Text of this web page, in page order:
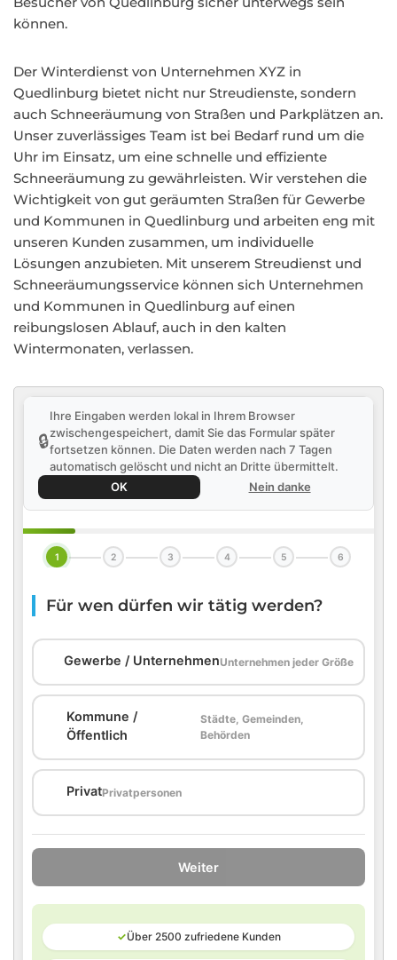
können.
Der Winterdienst von Unternehmen XYZ in
Quedlinburg bietet nicht nur Streudienste, sondern
auch Schneeräumung von Straßen und Parkplätzen an.
Unser zuverlässiges Team ist bei Bedarf rund um die
Uhr im Einsatz, um eine schnelle und effiziente
Schneeräumung zu gewährleisten. Wir verstehen die
Wichtigkeit von gut geräumten Straßen für Gewerbe
und Kommunen in Quedlinburg und arbeiten eng mit
unseren Kunden zusammen, um individuelle
Lösungen anzubieten. Mit unserem Streudienst und
Schneeräumungsservice können sich Unternehmen
und Kommunen in Quedlinburg auf einen
reibungslosen Ablauf, auch in den kalten
Wintermonaten, verlassen.
🔒
Ihre Eingaben werden lokal in Ihrem Browser
zwischengespeichert, damit Sie das Formular später
fortsetzen können. Die Daten werden nach 7 Tagen
automatisch gelöscht und nicht an Dritte übermittelt.
OK
Nein danke
1 2 3 4 5 6
Für wen dürfen wir tätig werden?
Gewerbe / UnternehmenUnternehmen jeder Größe
Kommune /
Öffentlich
Städte, Gemeinden,
Behörden
PrivatPrivatpersonen
Weiter
✓Über 2500 zufriedene Kunden